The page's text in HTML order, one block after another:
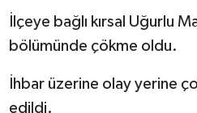
İlçeye bağlı kırsal Uğurlu
bölümünde çökme oldu.
İhbar üzerine olay yerine
edildi.